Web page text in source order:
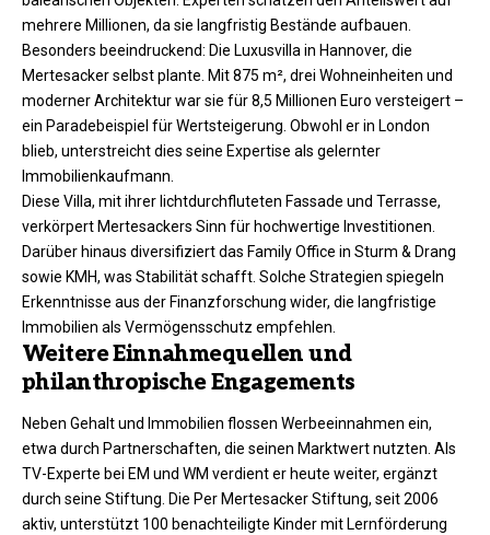
mehrere Millionen, da sie langfristig Bestände aufbauen.
Besonders beeindruckend: Die Luxusvilla in Hannover, die
Mertesacker selbst plante. Mit 875 m², drei Wohneinheiten und
moderner Architektur war sie für 8,5 Millionen Euro versteigert –
ein Paradebeispiel für Wertsteigerung. Obwohl er in London
blieb, unterstreicht dies seine Expertise als gelernter
Immobilienkaufmann.
Diese Villa, mit ihrer lichtdurchfluteten Fassade und Terrasse,
verkörpert Mertesackers Sinn für hochwertige Investitionen.
Darüber hinaus diversifiziert das Family Office in Sturm & Drang
sowie KMH, was Stabilität schafft. Solche Strategien spiegeln
Erkenntnisse aus der Finanzforschung wider, die langfristige
Immobilien als Vermögensschutz empfehlen.
Weitere Einnahmequellen und
philanthropische Engagements
Neben Gehalt und Immobilien flossen Werbeeinnahmen ein,
etwa durch Partnerschaften, die seinen Marktwert nutzten. Als
TV-Experte bei EM und WM verdient er heute weiter, ergänzt
durch seine Stiftung. Die Per Mertesacker Stiftung, seit 2006
aktiv, unterstützt 100 benachteiligte Kinder mit Lernförderung